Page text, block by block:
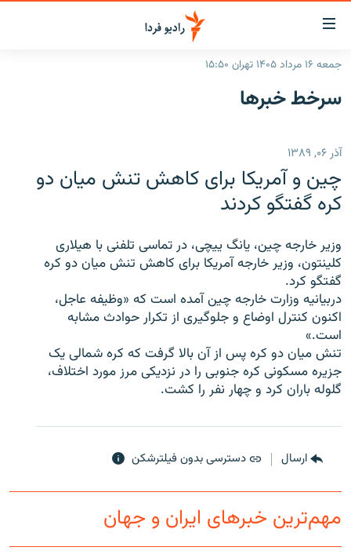
لینک‌های
قابلیت
دسترسی
بازگشت
اصلی
رفتن
به
صفحه
ایران
انتخاب کنید و بشنوید
فرکانس‌ها
پادکست
گزارش‌های تصویری
گزارش‌های ویدئویی
زنان فردا
English
به ما بپیوندید
جمعه ۱۶ مرداد ۱۴۰۵ تهران ۱۵:۵۰
سرخط‌ خبرها
آذر ۰۶, ۱۳۸۹
چین و آمریکا برای کاهش تنش میان دو
کره گفتگو کردند
وزیر خارجه چین، یانگ ییچی، در تماسی تلفنی با هیلاری
کلینتون، وزیر خارجه آمریکا برای کاهش تنش میان دو کره
گفتگو کرد.
دربیانیه وزارت خارجه چین آمده است که «وظیفه عاجل،
اکنون کنترل اوضاع و جلوگیری از تکرار حوادث مشابه
است.»
تنش میان دو کره پس از آن بالا گرفت که کره شمالی یک
جزیره مسکونی کره جنوبی را در نزدیکی مرز مورد اختلاف،
گلوله باران کرد و چهار نفر را کشت.
ارسال دسترسی بدون فیلترشکن
مهم‌ترین خبرهای ایران و جهان